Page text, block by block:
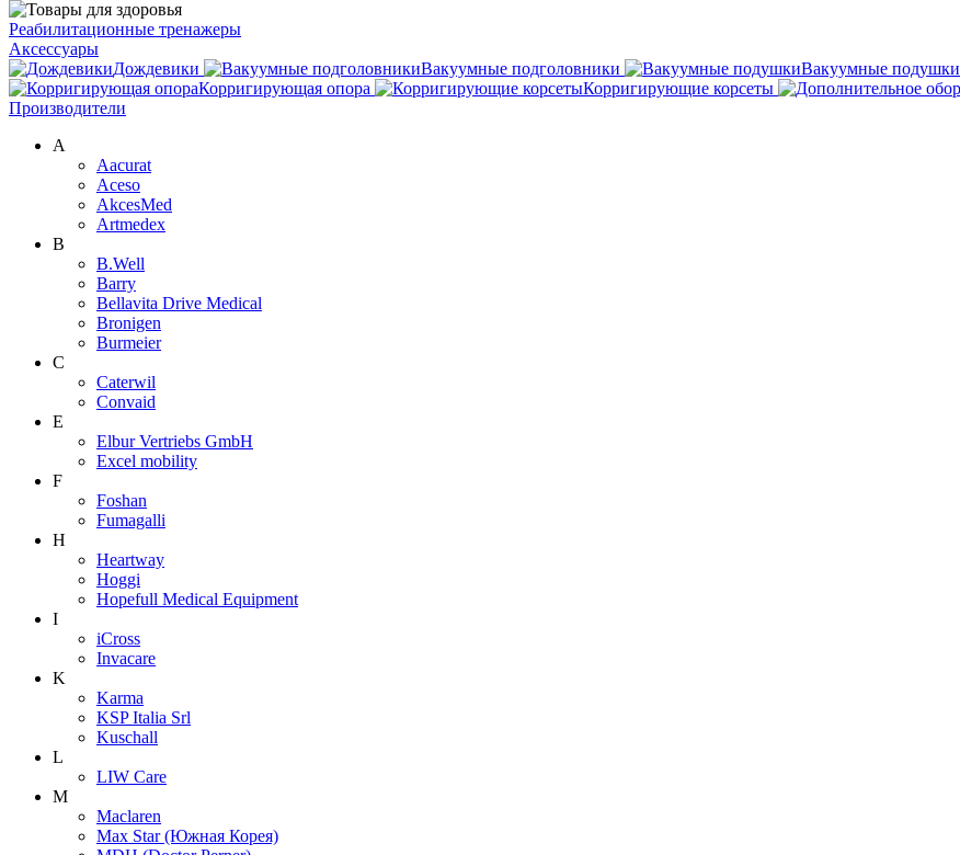
Реабилитационные тренажеры
Аксессуары
Дождевики
Вакуумные подголовники Вакуумные подушки
Корригирующая опора
Корригирующие корсеты
Производители
A
Aacurat
Aceso
AkcesMed
Artmedex
B
B.Well
Barry
Bellavita Drive Medical
Bronigen
Burmeier
C
Caterwil
Convaid
E
Elbur Vertriebs GmbH
Excel mobility
F
Foshan
Fumagalli
H
Heartway
Hoggi
Hopefull Medical Equipment
I
iCross
Invacare
K
Karma
KSP Italia Srl
Kuschall
L
LIW Care
M
Maclaren
Max Star (Южная Корея)